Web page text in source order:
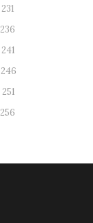
231
236
241
246
251
256